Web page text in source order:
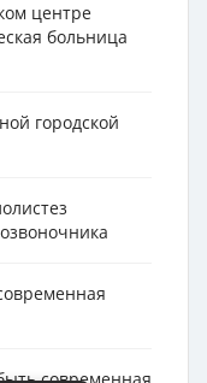
центре
больница
городской